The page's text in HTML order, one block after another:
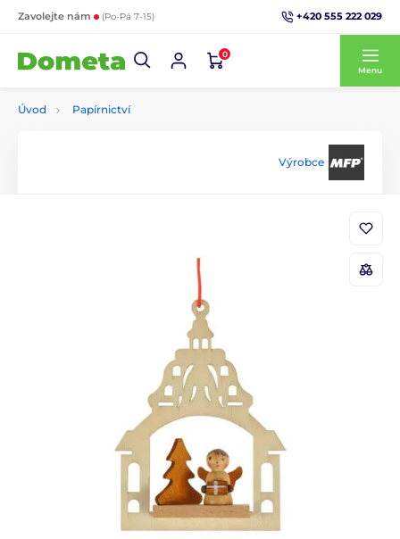
Zavolejte nám (Po-Pá 7-15) +420 555 222 029
0
Menu
Úvod Papírnictví
Výrobce